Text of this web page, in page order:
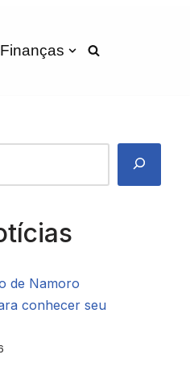
Finanças
de Namoro
conhecer seu